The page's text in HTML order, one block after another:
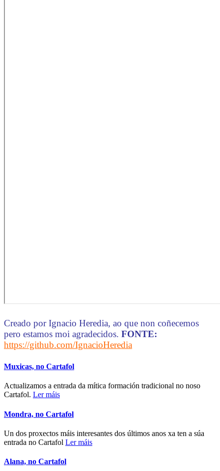
Creado por Ignacio Heredia, ao que non coñecemos
pero estamos moi agradecidos. FONTE:
https://github.com/IgnacioHeredia
Muxicas, no Cartafol
Actualizamos a entrada da mítica formación tradicional no noso
Cartafol. Ler máis
Mondra, no Cartafol
Un dos proxectos máis interesantes dos últimos anos xa ten a súa
entrada no Cartafol Ler máis
Alana, no Cartafol